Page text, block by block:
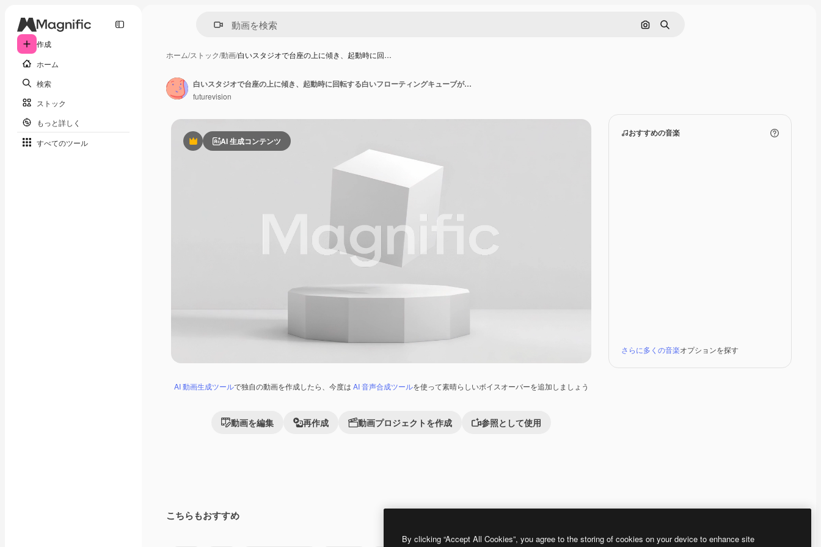
作成
ホーム
検索
ストック
もっと詳しく
すべてのツール
画像で検索
検索
ホーム/ストック/動画/白いスタジオで台座の上に傾き、起動時に回…
PremiumAI 生成コンテンツ
AI 動画生成ツールで独自の動画を作成したら、今度は AI 音声合成ツールを使って素晴らしいボイスオーバーを追加しましょう
動画を編集 再作成 動画プロジェクトを作成 参照として使用
おすすめの音楽
さらに多くの音楽オプションを探す
白いスタジオで台座の上に傾き、起動時に回転する白いフローティングキューブが、その表面を披露しています。
futurevision
こちらもおすすめ
By clicking “Accept All Cookies”, you agree to the storing of cookies on your device to enhance site